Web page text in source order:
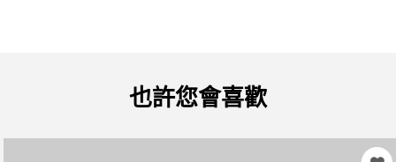
也許您會喜歡